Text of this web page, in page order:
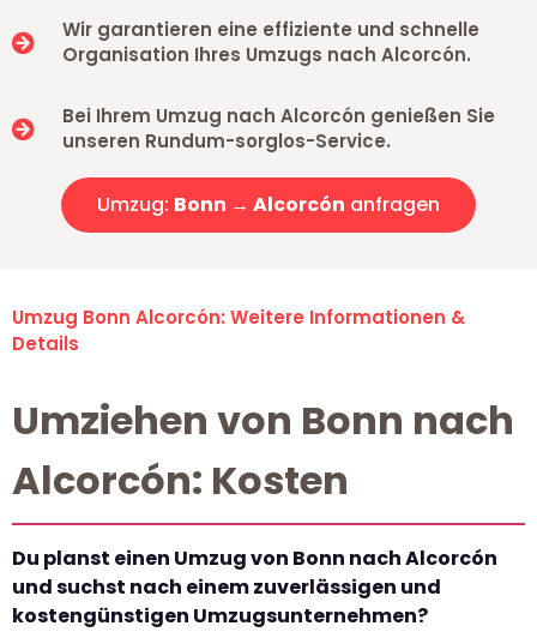
Wir garantieren eine effiziente und schnelle
Organisation Ihres Umzugs nach Alcorcón.
Bei Ihrem Umzug nach Alcorcón genießen Sie
unseren Rundum-sorglos-Service.
Umzug: Bonn → Alcorcón anfragen
Umzug Bonn Alcorcón: Weitere Informationen &
Details
Umziehen von Bonn nach
Alcorcón: Kosten
Du planst einen Umzug von Bonn nach Alcorcón
und suchst nach einem zuverlässigen und
kostengünstigen Umzugsunternehmen?